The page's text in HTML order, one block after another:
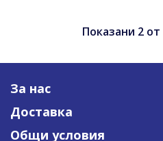
Показани 2от
За нас
Доставка
Общи условия